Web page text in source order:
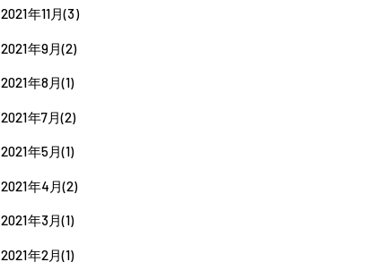
2021年11月(3)
2021年9月(2)
2021年8月(1)
2021年7月(2)
2021年5月(1)
2021年4月(2)
2021年3月(1)
2021年2月(1)